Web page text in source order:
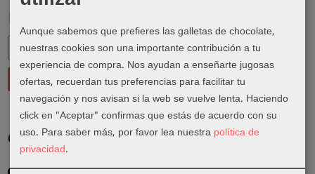
Costes de Envío
GRATIS *
Aunque sabemos que prefieres las galletas de chocolate,
nuestras cookies son una importante contribución a tu
experiencia de compra. Nos ayudan a enseñarte jugosas
ofertas, recuerdan tus preferencias para facilitar tu
navegación y nos avisan si la web se vuelve lenta. Haciendo
click en "Aceptar" confirmas que estás de acuerdo con su
uso. Para saber más, por favor lea nuestra política de
privacidad.